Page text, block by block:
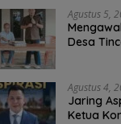
Malam Ini
Agustus 5,
Desa
Depan
Agustus 4,
Jaring
Ketua